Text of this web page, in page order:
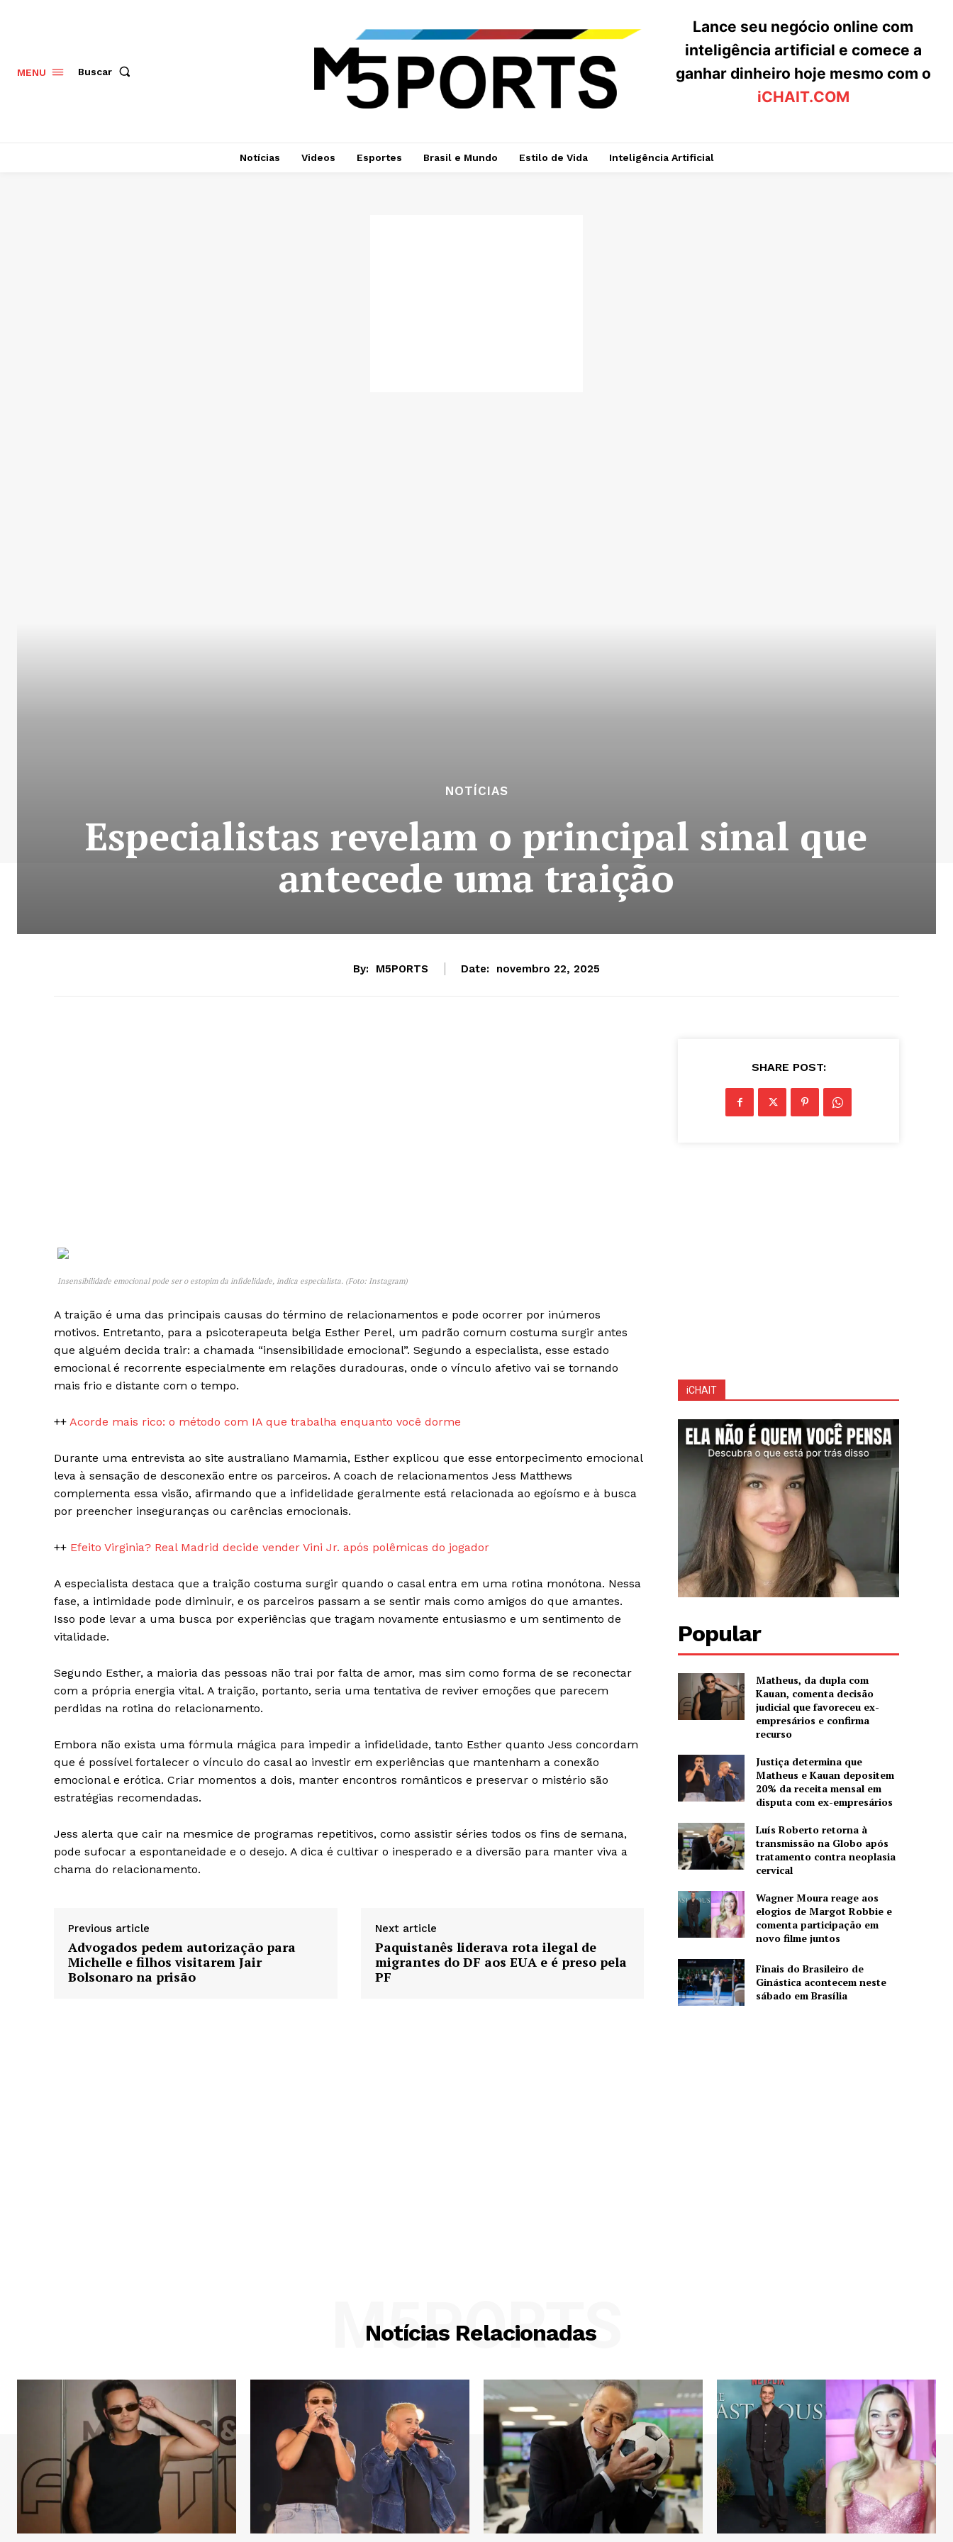
iCHAIT
Aprenda tudo sobre
Inteligência Artificial
SAIBA MAIS
M5PORTS
Transparência Editorial
Termos de Serviços
RSS
MENU Buscar
Lance seu negócio online com
inteligência artificial e comece a
ganhar dinheiro hoje mesmo com o
iCHAIT.COM
Notícias Videos Esportes Brasil e Mundo Estilo de Vida Inteligência Artificial
NOTÍCIAS
Especialistas revelam o principal sinal que
antecede uma traição
By: M5PORTS Date: novembro 22, 2025
Insensibilidade emocional pode ser o estopim da infidelidade, indica especialista. (Foto: Instagram)
A traição é uma das principais causas do término de relacionamentos e pode ocorrer por inúmeros
motivos. Entretanto, para a psicoterapeuta belga Esther Perel, um padrão comum costuma surgir antes
que alguém decida trair: a chamada “insensibilidade emocional”. Segundo a especialista, esse estado
emocional é recorrente especialmente em relações duradouras, onde o vínculo afetivo vai se tornando
mais frio e distante com o tempo.
++ Acorde mais rico: o método com IA que trabalha enquanto você dorme
Durante uma entrevista ao site australiano Mamamia, Esther explicou que esse entorpecimento emocional
leva à sensação de desconexão entre os parceiros. A coach de relacionamentos Jess Matthews
complementa essa visão, afirmando que a infidelidade geralmente está relacionada ao egoísmo e à busca
por preencher inseguranças ou carências emocionais.
++ Efeito Virginia? Real Madrid decide vender Vini Jr. após polêmicas do jogador
A especialista destaca que a traição costuma surgir quando o casal entra em uma rotina monótona. Nessa
fase, a intimidade pode diminuir, e os parceiros passam a se sentir mais como amigos do que amantes.
Isso pode levar a uma busca por experiências que tragam novamente entusiasmo e um sentimento de
vitalidade.
Segundo Esther, a maioria das pessoas não trai por falta de amor, mas sim como forma de se reconectar
com a própria energia vital. A traição, portanto, seria uma tentativa de reviver emoções que parecem
perdidas na rotina do relacionamento.
Embora não exista uma fórmula mágica para impedir a infidelidade, tanto Esther quanto Jess concordam
que é possível fortalecer o vínculo do casal ao investir em experiências que mantenham a conexão
emocional e erótica. Criar momentos a dois, manter encontros românticos e preservar o mistério são
estratégias recomendadas.
Jess alerta que cair na mesmice de programas repetitivos, como assistir séries todos os fins de semana,
pode sufocar a espontaneidade e o desejo. A dica é cultivar o inesperado e a diversão para manter viva a
chama do relacionamento.
Previous article
Advogados pedem autorização para
Michelle e filhos visitarem Jair
Bolsonaro na prisão
Next article
Paquistanês liderava rota ilegal de
migrantes do DF aos EUA e é preso pela
PF
SHARE POST:
iCHAIT
Popular
Matheus, da dupla com
Kauan, comenta decisão
judicial que favoreceu ex-
empresários e confirma
recurso
Justiça determina que
Matheus e Kauan depositem
20% da receita mensal em
disputa com ex-empresários
Luís Roberto retorna à
transmissão na Globo após
tratamento contra neoplasia
cervical
Wagner Moura reage aos
elogios de Margot Robbie e
comenta participação em
novo filme juntos
Finais do Brasileiro de
Ginástica acontecem neste
sábado em Brasília
Notícias Relacionadas
M5PORTS